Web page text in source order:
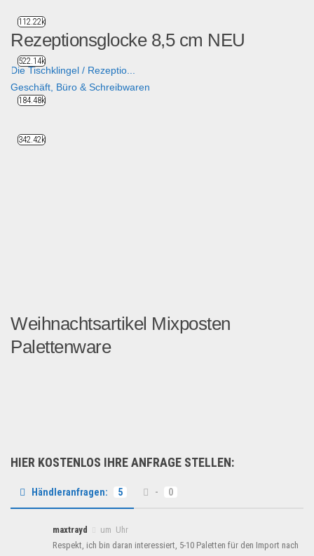
Rezeptionsglocke 8,5 cm NEU
Die Tischklingel / Rezeptio...
Geschäft, Büro & Schreibwaren
Weihnachtsartikel Mixposten
Palettenware
HIER KOSTENLOS IHRE ANFRAGE STELLEN:
Händleranfragen: 5 - 0
maxtrayd
um Uhr
Respekt, ich bin daran interessiert, 5-10 Paletten für den Import nach
112.22k
522.14k
184.48k
342.42k